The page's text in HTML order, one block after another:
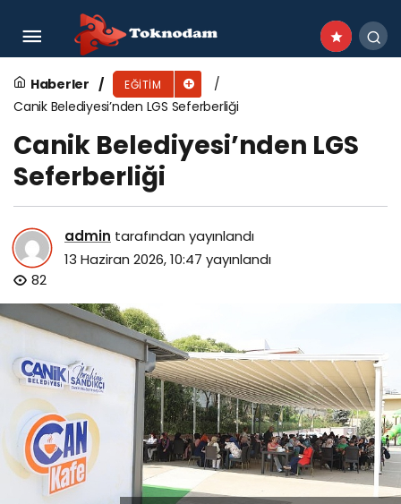
Haberler EĞITIM
Canik Belediyesi’nden LGS Seferberliği
Canik Belediyesi’nden LGS
Seferberliği
admin tarafından yayınlandı
13 Haziran 2026, 10:47 yayınlandı
82
İBB, LGS Heyecanında Öğrencileri ve Ailelerini
Yalnız Bırakmadı